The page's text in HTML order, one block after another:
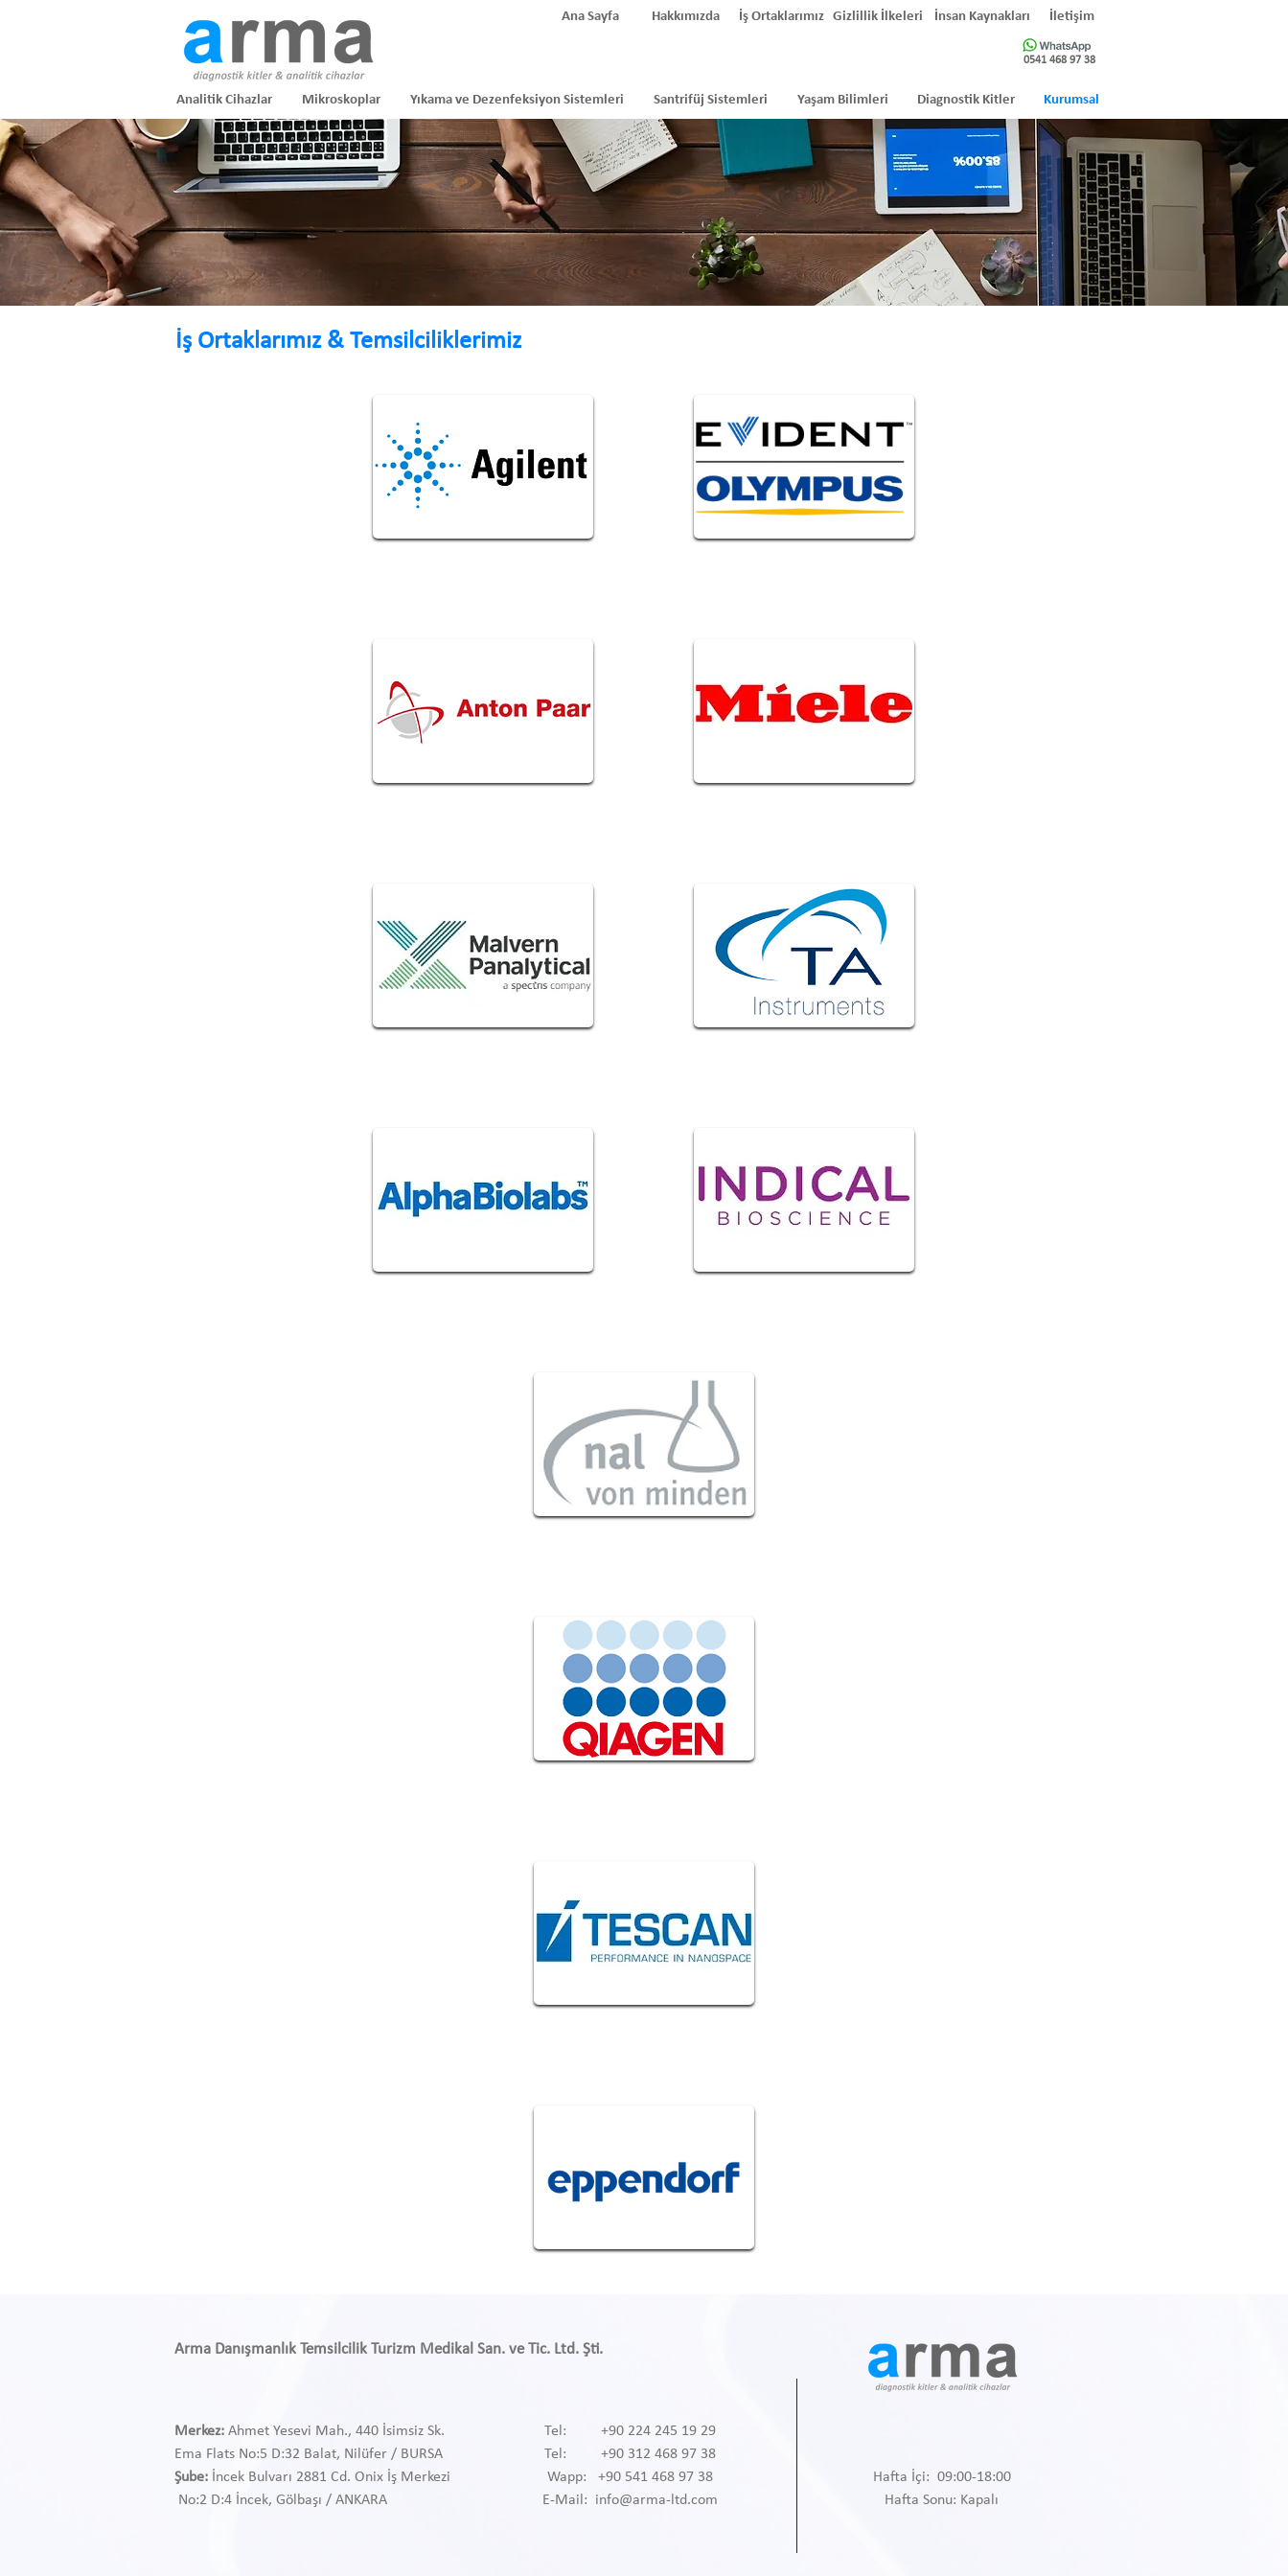
Analitik Cihazlar Mikroskoplar Yıkama ve Dezenfeksiyon Sistemleri Santrifüj Sistemleri Yaşam Bilimleri Diagnostik Kitler Kurumsal
Ana Sayfa Hakkımızda İş Ortaklarımız Gizlillik İlkeleri İnsan Kaynakları İletişim
0541 468 97 38
İş Ortaklarımız & Temsilciliklerimiz
Arma Danışmanlık Temsilcilik Turizm Medikal San. ve Tic. Ltd. Şti.
Merkez: Ahmet Yesevi Mah., 440 İsimsiz Sk.
Ema Flats No:5 D:32 Balat, Nilüfer / BURSA
Şube: İncek Bulvarı 2881 Cd. Onix İş Merkezi
No:2 D:4 İncek, Gölbaşı / ANKARA
Tel: +90 224 245 19 29
Tel: +90 312 468 97 38
Wapp: +90 541 468 97 38
E-Mail: info@arma-ltd.com
Hafta İçi: 09:00-18:00
Hafta Sonu: Kapalı